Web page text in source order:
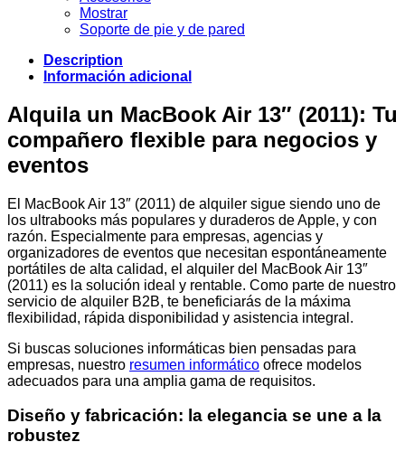
Mostrar
Soporte de pie y de pared
Description
Información adicional
Alquila un MacBook Air 13″ (2011): Tu
compañero flexible para negocios y
eventos
El MacBook Air 13″ (2011) de alquiler sigue siendo uno de
los ultrabooks más populares y duraderos de Apple, y con
razón. Especialmente para empresas, agencias y
organizadores de eventos que necesitan espontáneamente
portátiles de alta calidad, el alquiler del MacBook Air 13″
(2011) es la solución ideal y rentable. Como parte de nuestro
servicio de alquiler B2B, te beneficiarás de la máxima
flexibilidad, rápida disponibilidad y asistencia integral.
Si buscas soluciones informáticas bien pensadas para
empresas, nuestro resumen informático ofrece modelos
adecuados para una amplia gama de requisitos.
Diseño y fabricación: la elegancia se une a la
robustez